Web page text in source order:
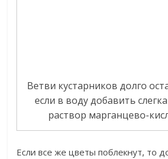
Ветви кустарников долго
если в воду добавить
раствор марганцево-
Если все же цветы поблекнут, то